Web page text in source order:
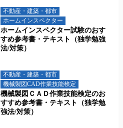
不動産・建築・都市
ホームインスペクター
ホームインスペクター試験のおす
すめ参考書・テキスト（独学勉強
法/対策）
不動産・建築・都市
機械製図CAD作業技能検定
機械製図ＣＡＤ作業技能検定のお
すすめ参考書・テキスト（独学勉
強法/対策）